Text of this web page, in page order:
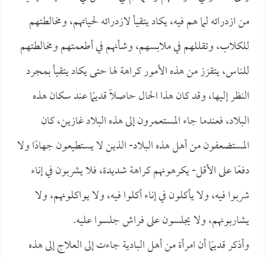
من ازدرائه لما هم فيه، يكاد يتقيأ لازدرائه لحياتهم، ومخالطتهم
للكلاب، وتقللهم في ملابسهم، وشأنهم في أطعمتهم ومخالطتهم
للناس، يتقزز من هذه الأمور كراهة لها حتى يكاد يتقيأ بمجرد
النظر إليها، وقد كان هذا الحال حاصلًا قديمًا عند سكان هذه
البلاد، فعندما جاء المستعمرون إلى هذه البلاد غازين، كان
المستضعفون من أهل هذه البلاد- الذين لا يستطيعون جهادًا ولا
دفعًا على الأقل- يكرهونهم كراهة شديدة، فلا يشربون في إناء
شربوا فيه، ولا يأكلون في إناء أكلوا فيه، ولا يواكلونهم، ولا
يشاربونهم، ولا يجلسون على فراش جلسوا عليه.
وأذكر قديمًا أن امرأة من أهل البادية جاءت إلى العلاج إلى هذه